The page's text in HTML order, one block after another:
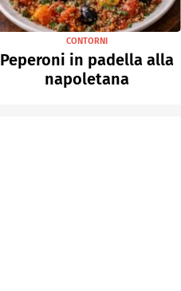
CONTORNI
Peperoni in padella alla
napoletana